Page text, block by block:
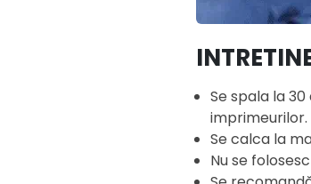
Se spala la
imprimeurilor.
Se calca la
Nu se